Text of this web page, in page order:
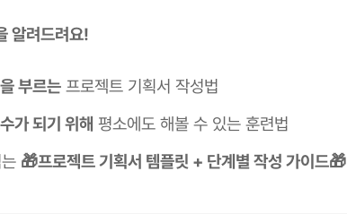
알려드려요!
부르는 프로젝트 기획서 작성법
가 되기 위해 평소에도 해볼 수 있는 훈련법
🎁프로젝트 기획서 템플릿 + 단계별 작성 가이드